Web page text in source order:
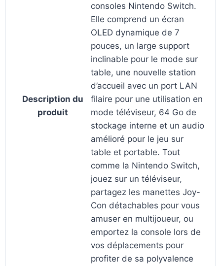
Description du
produit
consoles Nintendo Switch.
Elle comprend un écran
OLED dynamique de 7
pouces, un large support
inclinable pour le mode sur
table, une nouvelle station
d’accueil avec un port LAN
filaire pour une utilisation en
mode téléviseur, 64 Go de
stockage interne et un audio
amélioré pour le jeu sur
table et portable. Tout
comme la Nintendo Switch,
jouez sur un téléviseur,
partagez les manettes Joy-
Con détachables pour vous
amuser en multijoueur, ou
emportez la console lors de
vos déplacements pour
profiter de sa polyvalence